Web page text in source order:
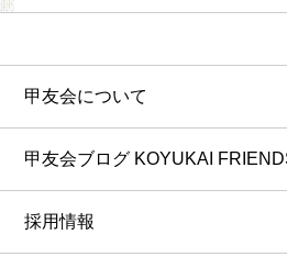
甲友会について
甲友会ブログ KOYUKAI
採用情報